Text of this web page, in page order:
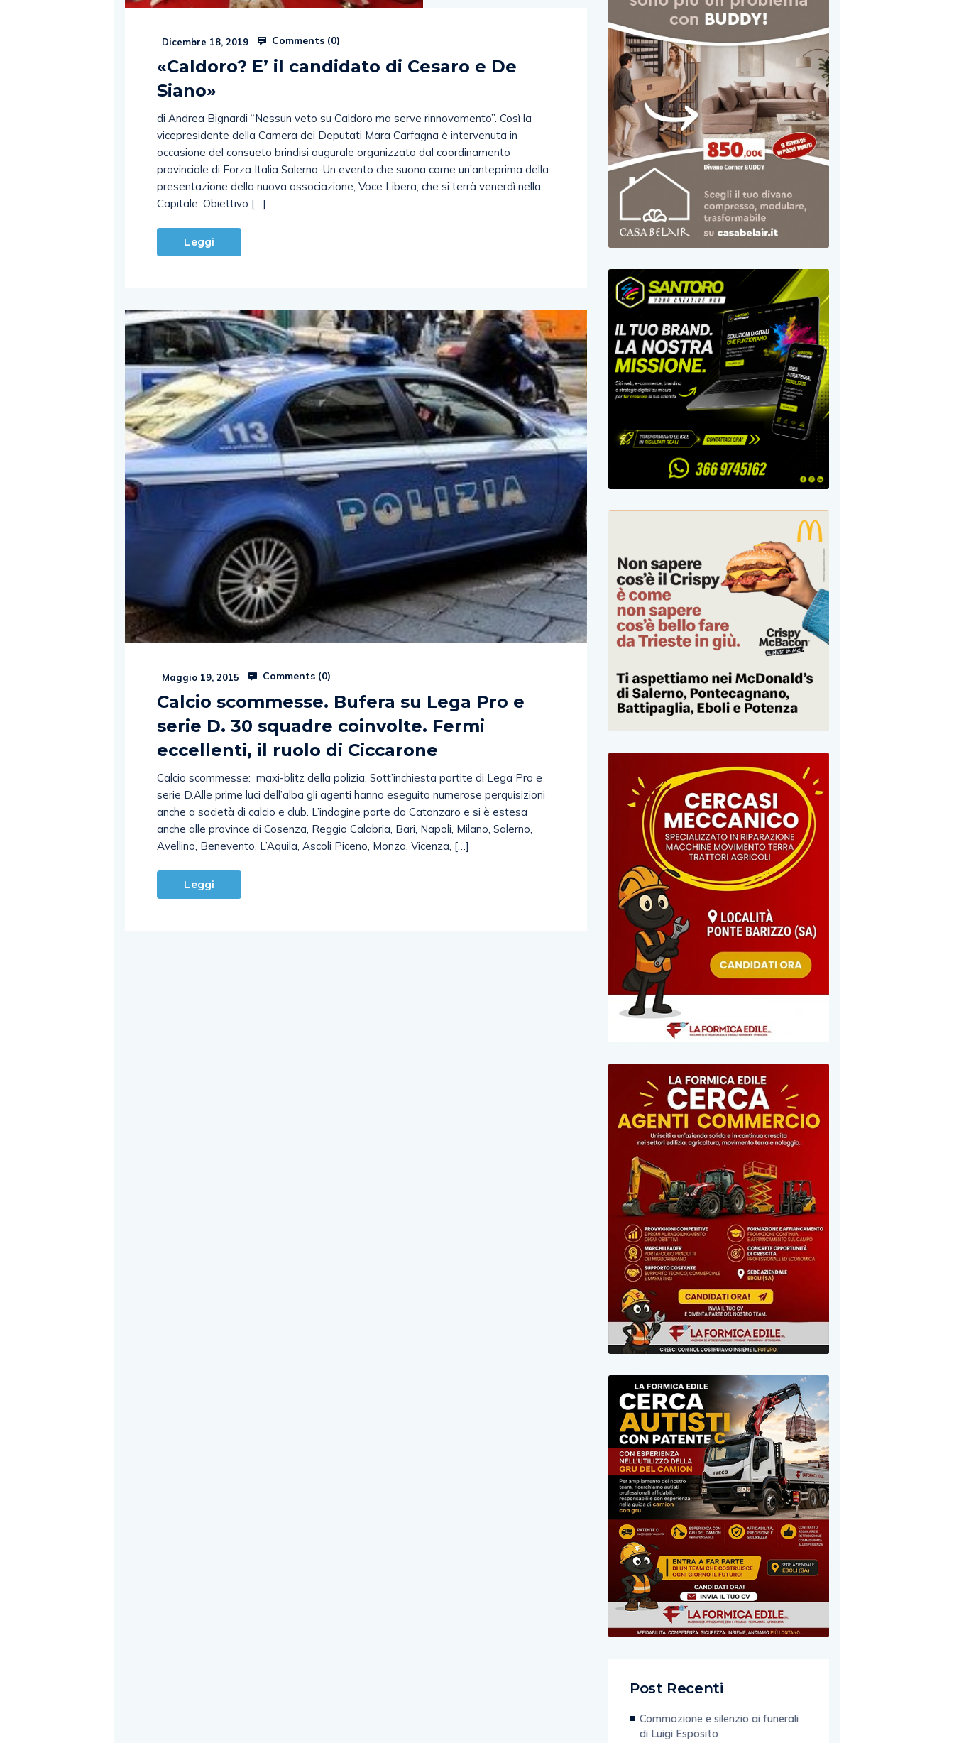
Dicembre 18, 2019 Comments (0)
«Caldoro? E’ il candidato di Cesaro e De
Siano»
di Andrea Bignardi “Nessun veto su Caldoro ma serve rinnovamento”. Così la
vicepresidente della Camera dei Deputati Mara Carfagna è intervenuta in
occasione del consueto brindisi augurale organizzato dal coordinamento
provinciale di Forza Italia Salerno. Un evento che suona come un’anteprima della
presentazione della nuova associazione, Voce Libera, che si terrà venerdì nella
Capitale. Obiettivo […]
Leggi
Maggio 19, 2015 Comments (0)
Calcio scommesse. Bufera su Lega Pro e
serie D. 30 squadre coinvolte. Fermi
eccellenti, il ruolo di Ciccarone
Calcio scommesse: maxi-blitz della polizia. Sott’inchiesta partite di Lega Pro e
serie D.Alle prime luci dell’alba gli agenti hanno eseguito numerose perquisizioni
anche a società di calcio e club. L’indagine parte da Catanzaro e si è estesa
anche alle province di Cosenza, Reggio Calabria, Bari, Napoli, Milano, Salerno,
Avellino, Benevento, L’Aquila, Ascoli Piceno, Monza, Vicenza, […]
Leggi
Post Recenti
Commozione e silenzio ai funerali
di Luigi Esposito